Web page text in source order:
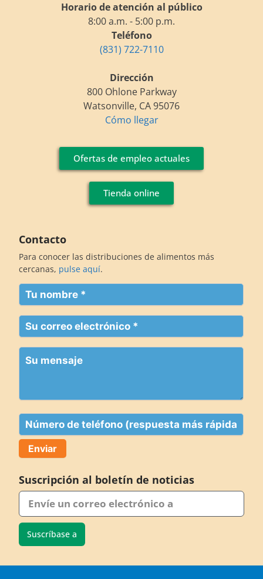
Horario de atención al público
8:00 a.m. - 5:00 p.m.
Teléfono
(831) 722-7110
Dirección
800 Ohlone Parkway
Watsonville, CA 95076
Cómo llegar
Ofertas de empleo actuales
Tienda online
Contacto
Para conocer las distribuciones de alimentos más
cercanas, pulse aquí.
Su
nombre
(Obligatorio)
Su
correo
electrónico
(Obligatorio)
Su
mensaje
Teléfono
Suscripción al boletín de noticias
Suscríbase a